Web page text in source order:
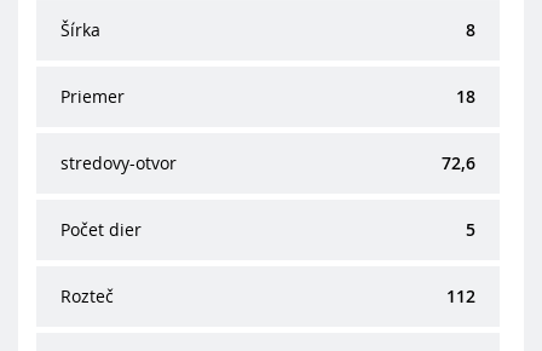
Šírka 8
Priemer 18
stredovy-otvor 72,6
Počet dier 5
Rozteč 112